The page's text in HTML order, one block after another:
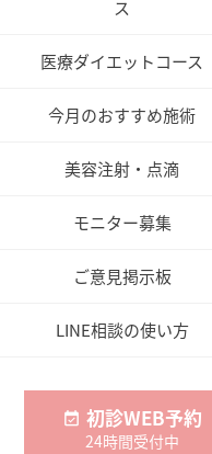
ス
医療ダイエットコース
今月のおすすめ施術
美容注射・点滴
モニター募集
ご意見掲示板
LINE相談の使い方
初診WEB予約
24時間受付中